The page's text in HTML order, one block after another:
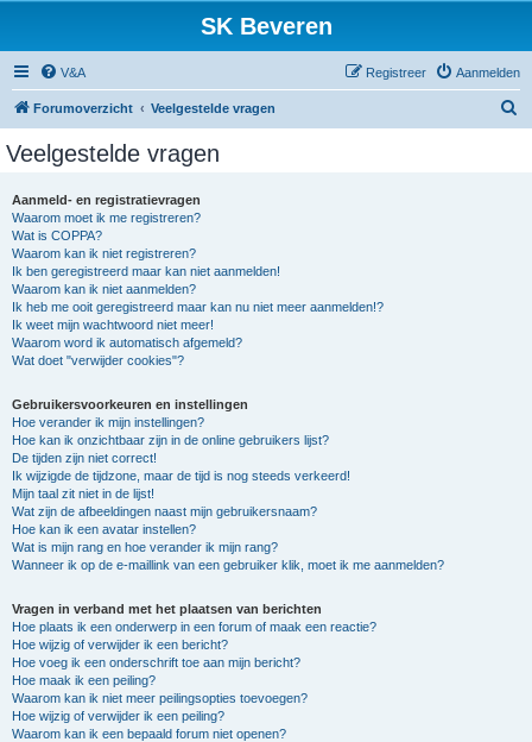
SK Beveren
V&A Aanmelden
Registreer
Forumoverzicht Veelgestelde vragen
Veelgestelde vragen
Aanmeld- en registratievragen
Waarom moet ik me registreren?
Wat is COPPA?
Waarom kan ik niet registreren?
Ik ben geregistreerd maar kan niet aanmelden!
Waarom kan ik niet aanmelden?
Ik heb me ooit geregistreerd maar kan nu niet meer aanmelden!?
Ik weet mijn wachtwoord niet meer!
Waarom word ik automatisch afgemeld?
Wat doet "verwijder cookies"?
Gebruikersvoorkeuren en instellingen
Hoe verander ik mijn instellingen?
Hoe kan ik onzichtbaar zijn in de online gebruikers lijst?
De tijden zijn niet correct!
Ik wijzigde de tijdzone, maar de tijd is nog steeds verkeerd!
Mijn taal zit niet in de lijst!
Wat zijn de afbeeldingen naast mijn gebruikersnaam?
Hoe kan ik een avatar instellen?
Wat is mijn rang en hoe verander ik mijn rang?
Wanneer ik op de e-maillink van een gebruiker klik, moet ik me aanmelden?
Vragen in verband met het plaatsen van berichten
Hoe plaats ik een onderwerp in een forum of maak een reactie?
Hoe wijzig of verwijder ik een bericht?
Hoe voeg ik een onderschrift toe aan mijn bericht?
Hoe maak ik een peiling?
Waarom kan ik niet meer peilingsopties toevoegen?
Hoe wijzig of verwijder ik een peiling?
Waarom kan ik een bepaald forum niet openen?